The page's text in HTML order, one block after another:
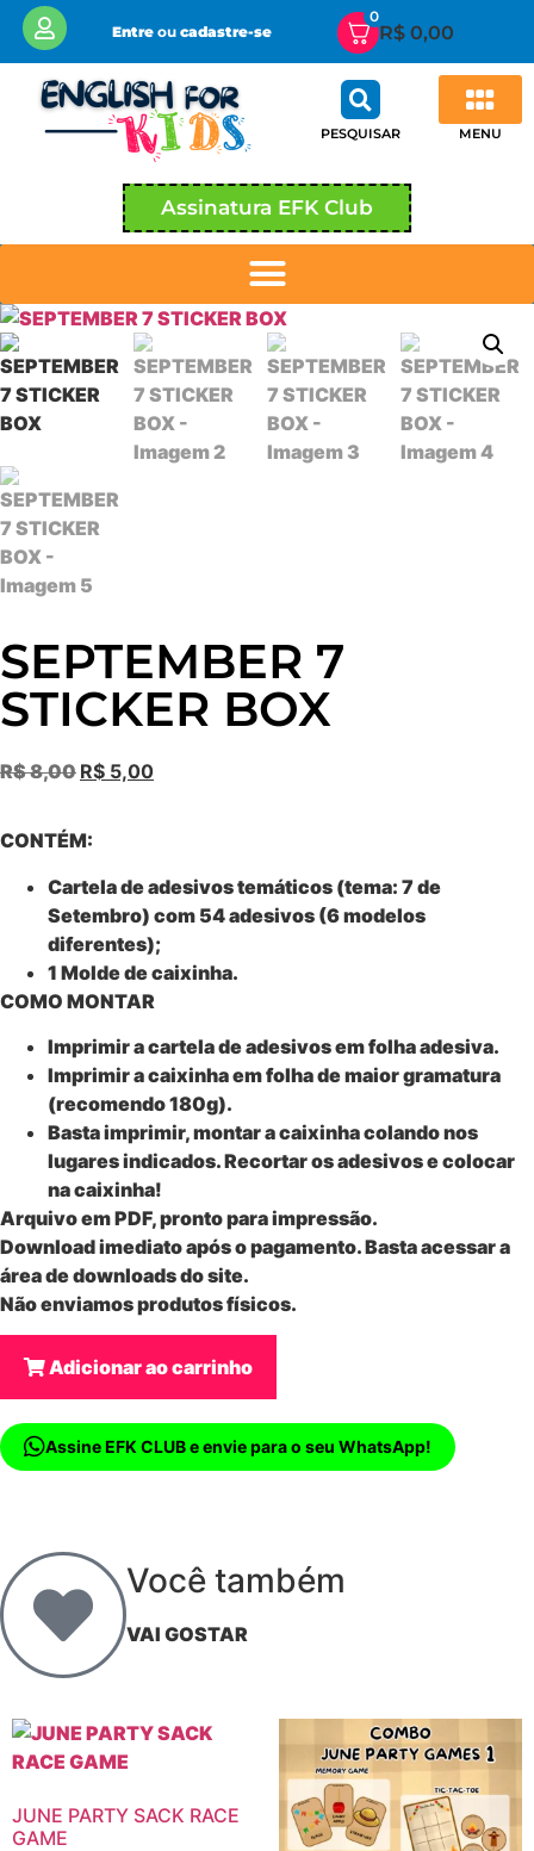
Entreou cadastre-se
0
R$ 0,00
PESQUISAR MENU
Assinatura EFK Club
SEPTEMBER 7
STICKER BOX
R$8,00 R$ 5,00
CONTÉM:
Cartela de adesivos temáticos (tema: 7 de
Setembro) com 54 adesivos (6 modelos
diferentes);
1 Molde de caixinha.
COMO MONTAR
Imprimir a cartela de adesivos em folha adesiva.
Imprimir a caixinha em folha de maior gramatura
(recomendo 180g).
Basta imprimir, montar a caixinha colando nos
lugares indicados. Recortar os adesivos e colocar
na caixinha!
Arquivo em PDF, pronto para impressão.
Download imediato após o pagamento. Basta acessar a
área de downloads do site.
Não enviamos produtos físicos.
Adicionar ao carrinho
Assine EFK CLUB e envie para o seu WhatsApp!
Você também
VAI GOSTAR
JUNE PARTY SACK RACE
GAME